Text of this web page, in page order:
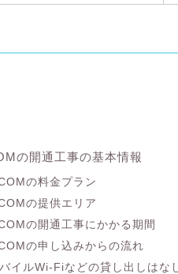
の開通工事の基本情報
の料金プラン
の提供エリア
の開通工事にかかる期間
の申し込みからの流れ
イルWi-Fiなどの貸し出しはな